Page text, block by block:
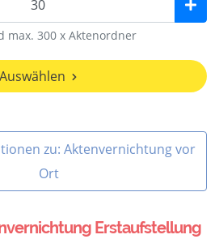
max. 300 x Aktenordner
Auswählen
zu: Aktenvernichtung vor
Ort
Erstaufstellung